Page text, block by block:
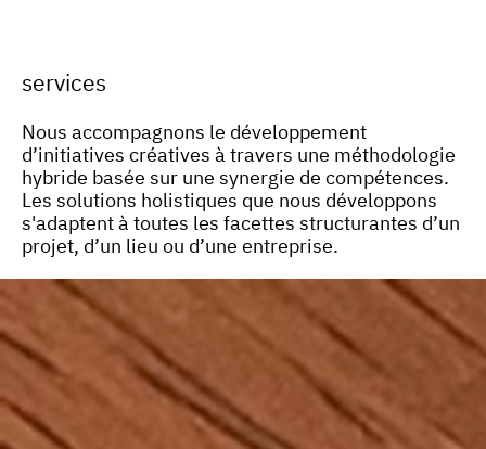
services
Nous accompagnons le développement
d’initiatives créatives à travers une méthodologie
hybride basée sur une synergie de compétences.
Les solutions holistiques que nous développons
s'adaptent à toutes les facettes structurantes d’un
projet, d’un lieu ou d’une entreprise.